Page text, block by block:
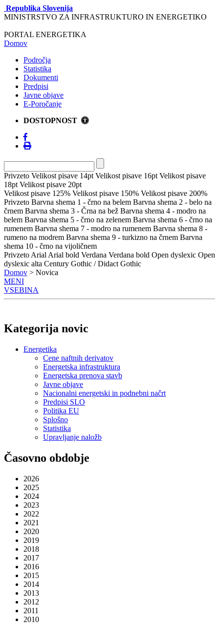
Republika Slovenija
MINISTRSTVO ZA INFRASTRUKTURO IN ENERGETIKO
PORTAL ENERGETIKA
Domov
Področja
Statistika
Dokumenti
Predpisi
Javne objave
E-Poročanje
DOSTOPNOST
Privzeto Velikost pisave 14pt Velikost pisave 16pt Velikost pisave
18pt Velikost pisave 20pt
Velikost pisave 125% Velikost pisave 150% Velikost pisave 200%
Privzeto Barvna shema 1 - črno na belem Barvna shema 2 - belo na
črnem Barvna shema 3 - Črna na bež Barvna shema 4 - modro na
belem Barvna shema 5 - črno na zelenem Barvna shema 6 - črno na
rumenem Barvna shema 7 - modro na rumenem Barvna shema 8 -
rumeno na modrem Barvna shema 9 - turkizno na črnem Barvna
shema 10 - črno na vijoličnem
Privzeto Arial Arial bold Verdana Verdana bold Open dyslexic Open
dyslexic alta Century Gothic / Didact Gothic
Domov > Novica
MENI
VSEBINA
Kategorija novic
Energetika
Cene naftnih derivatov
Energetska infrastruktura
Energetska prenova stavb
Javne objave
Nacionalni energetski in podnebni načrt
Predpisi SLO
Politika EU
Splošno
Statistika
Upravljanje naložb
Časovno obdobje
2026
2025
2024
2023
2022
2021
2020
2019
2018
2017
2016
2015
2014
2013
2012
2011
2010